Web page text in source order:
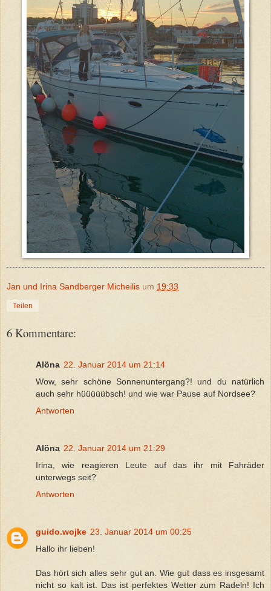
Jan und Irina Sandberger Micheilis um 19:33
Teilen
6 Kommentare:
Alöna 22. Januar 2014 um 21:14
Wow, sehr schöne Sonnenuntergang?! und du natürlich
auch sehr hüüüüübsch! und wie war Pause auf Nordsee?
Antworten
Alöna 22. Januar 2014 um 21:29
Irina, wie reagieren Leute auf das ihr mit Fahräder
unterwegs seit?
Antworten
guido.wojke 23. Januar 2014 um 00:25
Hallo ihr lieben!
Das hört sich alles sehr gut an. Wie gut dass es insgesamt
nicht so kalt ist. Das ist perfektes Wetter zum Radeln! Ich